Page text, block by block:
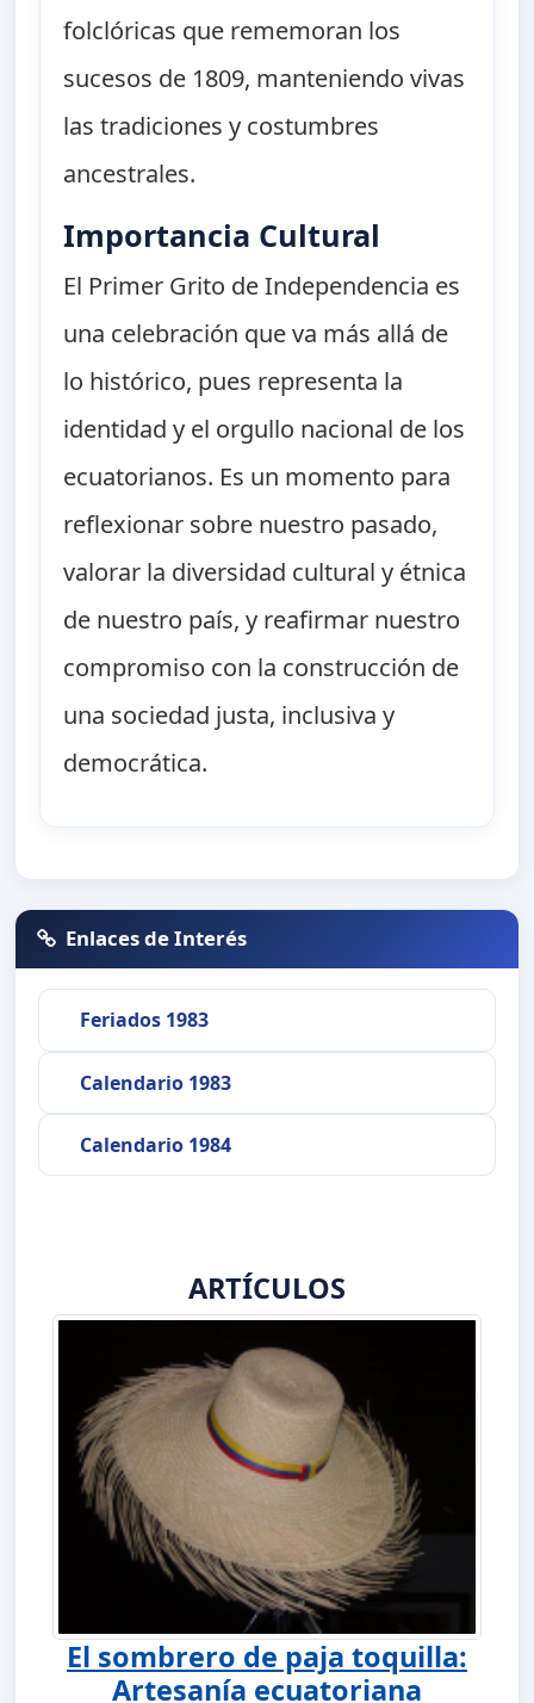
folclóricas que rememoran los
sucesos de 1809, manteniendo vivas
las tradiciones y costumbres
ancestrales.
Importancia Cultural
El Primer Grito de Independencia es
una celebración que va más allá de
lo histórico, pues representa la
identidad y el orgullo nacional de los
ecuatorianos. Es un momento para
reflexionar sobre nuestro pasado,
valorar la diversidad cultural y étnica
de nuestro país, y reafirmar nuestro
compromiso con la construcción de
una sociedad justa, inclusiva y
democrática.
Enlaces de Interés
Feriados 1983
Calendario 1983
Calendario 1984
ARTÍCULOS
El sombrero de paja toquilla:
Artesanía ecuatoriana